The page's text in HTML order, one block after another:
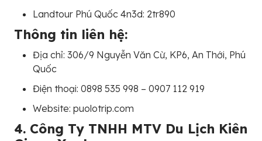
Landtour Phú Quốc 4n3d: 2tr890
Thông tin liên hệ:
Địa chỉ: 306/9 Nguyễn Văn Cừ, KP6, An Thới, Phú
Quốc
Điện thoại: 0898 535 998 – 0907 112 919
Website: puolotrip.com
4. Công Ty TNHH MTV Du Lịch Kiên